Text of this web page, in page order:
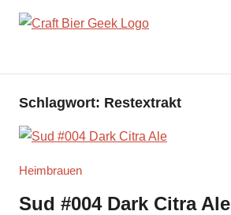
Zum
Schlagwort: Restextrakt
Heimbrauen
Sud #004 Dark Citra Ale